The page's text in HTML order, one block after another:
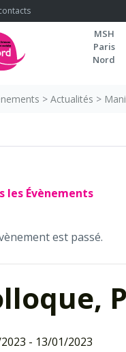
MSH
Paris
Nord
> Actualités >
les Évènements
est passé.
- 13/01/2023